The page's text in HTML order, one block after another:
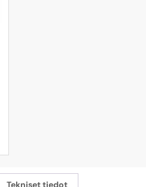
Tekniset tiedot